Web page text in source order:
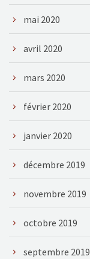
mai 2020
avril 2020
mars 2020
février 2020
janvier 2020
décembre 2019
novembre 2019
octobre 2019
septembre 2019